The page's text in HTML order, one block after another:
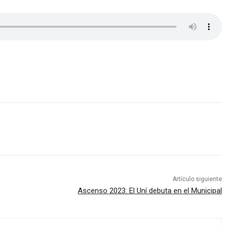
Artículo siguiente
Ascenso 2023: El Uní debuta en el Municipal